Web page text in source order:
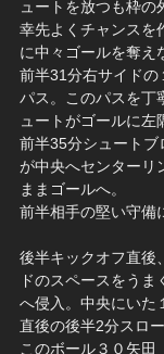
ュートを放つも枠の
幸先よくチャンスを
に中々ゴールを奪え
前半31分右サイド
パス。このパスを
ュートがゴールに左
前半35分シュート
が中央へセンターリ
ままゴールへ。
前半相手の堅い守備
後半キックオフ直後
ドのスペースをう
へ侵入。中央にいた
直後の後半2分スロ
このボール３０矢